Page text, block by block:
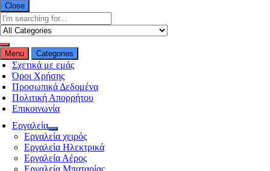
Close
Menu Categories
Σχετικά με εμάς
Όροι Χρήσης
Προσωπικά Δεδομένα
Πολιτική Απορρήτου
Επικοινωνία
Εργαλεία
Εργαλεία χειρός
Εργαλεία Ηλεκτρικά
Εργαλεία Αέρος